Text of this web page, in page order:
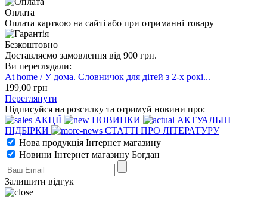
Оплата
Оплата карткою на сайті або при отриманні товару
Безкоштовно
Доставляємо замовлення від 900 грн.
Ви переглядали:
At home / У дома. Словничок для дітей з 2-х рокі...
199,00 грн
Переглянути
Підписуйся на розсилку та отримуй новини про:
АКЦІЇ
НОВИНКИ
АКТУАЛЬНІ
ПІДБІРКИ
СТАТТІ ПРО ЛІТЕРАТУРУ
Нова продукція Інтернет магазину
Новини Інтернет магазину Богдан
Залишити відгук